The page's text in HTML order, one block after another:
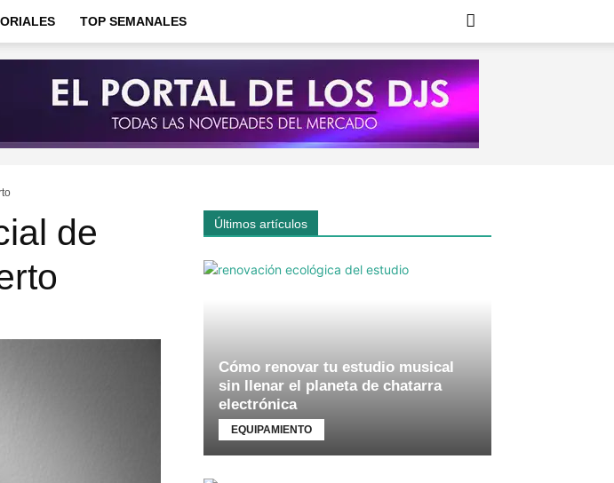
TOP SEMANALES
de
Últimos artículos
Cómo renovar tu estudio musical
sin llenar el planeta de chatarra
electrónica
EQUIPAMIENTO